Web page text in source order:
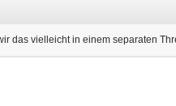
das vielleicht in einem separaten